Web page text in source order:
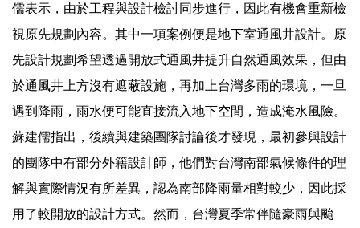
儒表示，由於工程與設計檢討同步進行，因此有機會重新檢
視原先規劃內容。其中一項案例便是地下室通風井設計。原
先設計規劃希望透過開放式通風井提升自然通風效果，但由
於通風井上方沒有遮蔽設施，再加上台灣多雨的環境，一旦
遇到降雨，雨水便可能直接流入地下空間，造成淹水風險。
蘇建儒指出，後續與建築團隊討論後才發現，最初參與設計
的團隊中有部分外籍設計師，他們對台灣南部氣候條件的理
解與實際情況有所差異，認為南部降雨量相對較少，因此採
用了較開放的設計方式。然而，台灣夏季常伴隨豪雨與颱